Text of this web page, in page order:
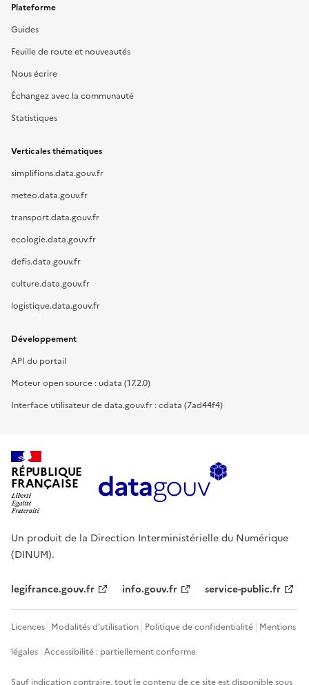
Plateforme
Guides
Feuille de route et nouveautés
Nous écrire
Échangez avec la communauté
Statistiques
Verticales thématiques
simplifions.data.gouv.fr
meteo.data.gouv.fr
transport.data.gouv.fr
ecologie.data.gouv.fr
defis.data.gouv.fr
culture.data.gouv.fr
logistique.data.gouv.fr
Développement
API du portail
Moteur open source : udata (17.2.0)
Interface utilisateur de data.gouv.fr : cdata (7ad44f4)
RÉPUBLIQUE
FRANÇAISE
Un produit de la Direction Interministérielle du Numérique
(DINUM).
legifrance.gouv.fr info.gouv.fr service-public.fr
Licences Modalités d'utilisation Politique de confidentialité Mentions
légales Accessibilité : partiellement conforme
Sauf indication contraire, tout le contenu de ce site est disponible sous